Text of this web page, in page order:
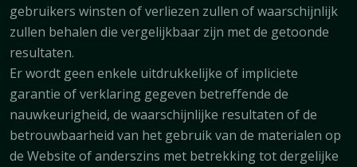
gebruikers winsten of verliezen zullen of waarschijnlijk
zullen behalen die vergelijkbaar zijn met de getoonde
resultaten.
Er wordt geen enkele uitdrukkelijke of impliciete
garantie of verklaring gegeven betreffende de
nauwkeurigheid, de waarschijnlijke resultaten of de
betrouwbaarheid van het gebruik van de materialen op
de Website of anderszins met betrekking tot dergelijke